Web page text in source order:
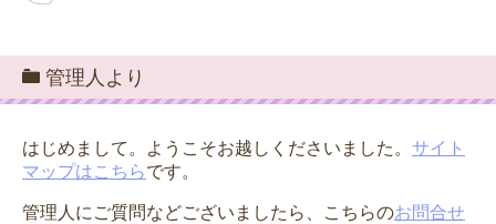
管理人より
はじめまして。ようこそお越しくださいました。 サイト
マップはこちらです。
管理人にご質問などございましたら、こちらのお問合せ